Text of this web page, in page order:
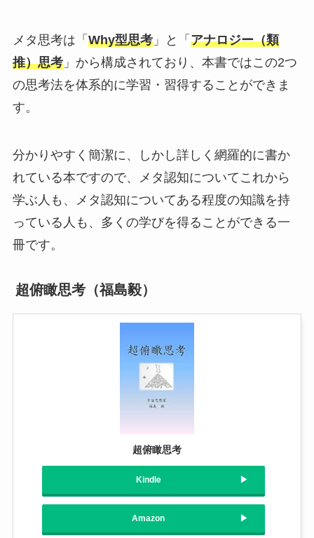
メタ思考は「 Why型思考」と「 アナロジー（類
推）思考」から構成されており、本書ではこの2つ
の思考法を体系的に学習・習得することができま
す。
分かりやすく簡潔に、しかし詳しく網羅的に書か
れている本ですので、メタ認知についてこれから
学ぶ人も、メタ認知についてある程度の知識を持
っている人も、多くの学びを得ることができる一
冊です。
超俯瞰思考（福島毅）
超俯瞰思考
Kindle
Amazon